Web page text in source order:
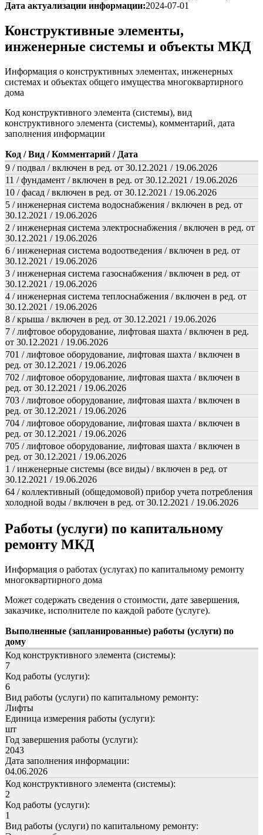
Дата актуализации информации:2024-07-01
Конструктивные элементы,
инженерные системы и объекты МКД
Информация о конструктивных элементах, инженерных
системах и объектах общего имущества многоквартирного
дома
Код конструктивного элемента (системы), вид
конструктивного элемента (системы), комментарий, дата
заполнения информации
Код / Вид / Комментарий / Дата
9 / подвал / включен в ред. от 30.12.2021 / 19.06.2026
11 / фундамент / включен в ред. от 30.12.2021 / 19.06.2026
10 / фасад / включен в ред. от 30.12.2021 / 19.06.2026
5 / инженерная система водоснабжения / включен в ред. от
30.12.2021 / 19.06.2026
2 / инженерная система электроснабжения / включен в ред. от
30.12.2021 / 19.06.2026
6 / инженерная система водоотведения / включен в ред. от
30.12.2021 / 19.06.2026
3 / инженерная система газоснабжения / включен в ред. от
30.12.2021 / 19.06.2026
4 / инженерная система теплоснабжения / включен в ред. от
30.12.2021 / 19.06.2026
8 / крыша / включен в ред. от 30.12.2021 / 19.06.2026
7 / лифтовое оборудование, лифтовая шахта / включен в ред.
от 30.12.2021 / 19.06.2026
701 / лифтовое оборудование, лифтовая шахта / включен в
ред. от 30.12.2021 / 19.06.2026
702 / лифтовое оборудование, лифтовая шахта / включен в
ред. от 30.12.2021 / 19.06.2026
703 / лифтовое оборудование, лифтовая шахта / включен в
ред. от 30.12.2021 / 19.06.2026
704 / лифтовое оборудование, лифтовая шахта / включен в
ред. от 30.12.2021 / 19.06.2026
705 / лифтовое оборудование, лифтовая шахта / включен в
ред. от 30.12.2021 / 19.06.2026
1 / инженерные системы (все виды) / включен в ред. от
30.12.2021 / 19.06.2026
64 / коллективный (общедомовой) прибор учета потребления
холодной воды / включен в ред. от 30.12.2021 / 19.06.2026
Работы (услуги) по капитальному
ремонту МКД
Информация о работах (услугах) по капитальному ремонту
многоквартирного дома
Может содержать сведения о стоимости, дате завершения,
заказчике, исполнителе по каждой работе (услуге).
Выполненные (запланированные) работы (услуги) по
дому
Код конструктивного элемента (системы):
7
Код работы (услуги):
6
Вид работы (услуги) по капитальному ремонту:
Лифты
Единица измерения работы (услуги):
шт
Год завершения работы (услуги):
2043
Дата заполнения информации:
04.06.2026
Код конструктивного элемента (системы):
2
Код работы (услуги):
1
Вид работы (услуги) по капитальному ремонту: